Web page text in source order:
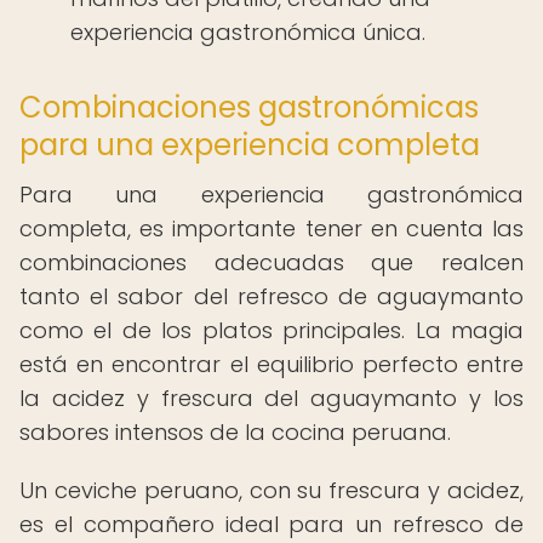
experiencia gastronómica única.
Combinaciones gastronómicas
para una experiencia completa
Para una experiencia gastronómica
completa, es importante tener en cuenta las
combinaciones adecuadas que realcen
tanto el sabor del refresco de aguaymanto
como el de los platos principales. La magia
está en encontrar el equilibrio perfecto entre
la acidez y frescura del aguaymanto y los
sabores intensos de la cocina peruana.
Un ceviche peruano, con su frescura y acidez,
es el compañero ideal para un refresco de